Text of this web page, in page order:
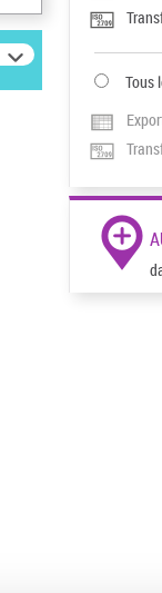
Tous